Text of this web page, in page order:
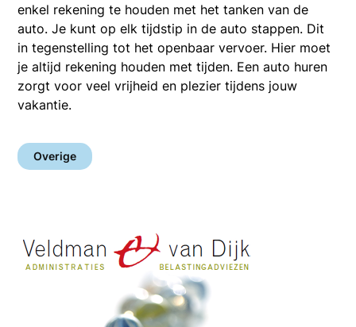
enkel rekening te houden met het tanken van de
auto. Je kunt op elk tijdstip in de auto stappen. Dit
in tegenstelling tot het openbaar vervoer. Hier moet
je altijd rekening houden met tijden. Een auto huren
zorgt voor veel vrijheid en plezier tijdens jouw
vakantie.
Overige